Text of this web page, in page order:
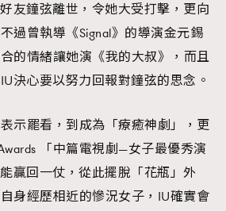
友鐘弦離世，令她大受打擊，更向
過曾執導《Signal》的導演金元錫
的情緒讓她演《我的大叔》，而且
決心要以努力回報對鐘弦的思念。
示罷看，到成為「療癒神劇」，更
「中篇電視劇—女子最優秀演
贏回一仗，從此擺脫「花瓶」外
身經歷相近的慘況女子，IU確實會